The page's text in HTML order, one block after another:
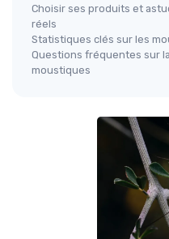
Choisir ses produits et
réels
Statistiques clés sur les
Questions fréquentes sur
moustiques